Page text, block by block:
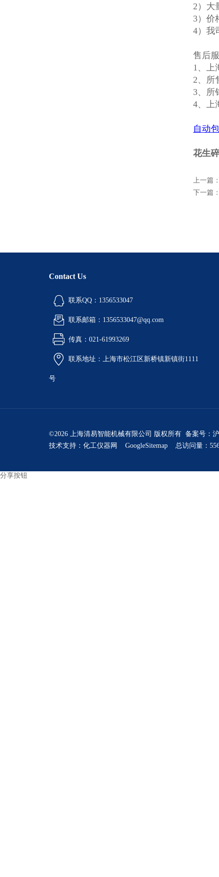
2）大
3）价
4）我
售后
1、上
2、所
3、所
4、上
自动
花生
上一篇
下一篇
Contact Us
联系QQ：1356533047
联系邮箱：1356533047@qq.com
传真：021-61993269
联系地址：上海市松江区新桥镇新镇街1111
号
©2026 上海清易智能机械有限公司 版权所有 备案号：
技术支持： 化工仪器网 GoogleSitemap 总访问量：
分享按钮